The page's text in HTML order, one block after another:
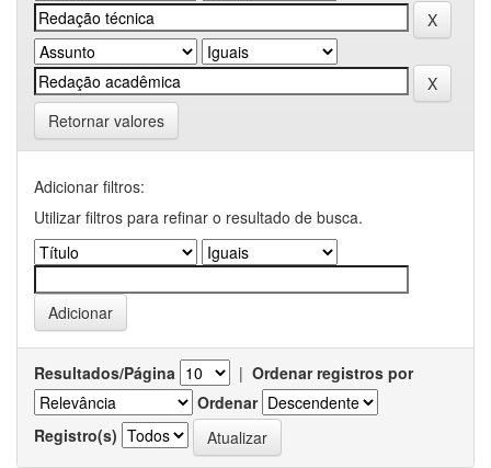
Retornar valores
Adicionar filtros:
Utilizar filtros para refinar o resultado de busca.
Resultados/Página | Ordenar registros por
Ordenar
Registro(s)